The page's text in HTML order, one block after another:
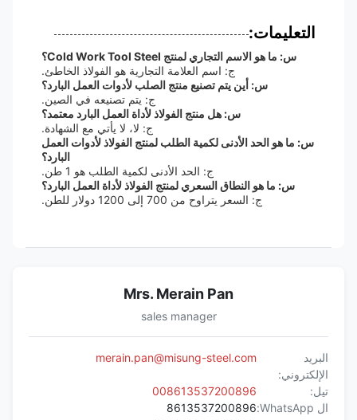
التعليمات:
س: ما هو الاسم التجاري لمنتج Cold Work Tool Steel؟
ج: اسم العلامة التجارية هو الفولاذ الخاطئ.
س: أين يتم تصنيع منتج الصلب لأدوات العمل البارد؟
ج: يتم تصنيعه في الصين.
س: هل منتج الفولاذ لأداة العمل البارد معتمد؟
ج: لا، لا يأتي مع الشهادة.
س: ما هو الحد الأدنى لكمية الطلب لمنتج الفولاذ لأدوات العمل
البارد؟
ج: الحد الأدنى لكمية الطلب هو 1 طن.
س: ما هو النطاق السعري لمنتج الفولاذ لأداة العمل البارد؟
ج: السعر يتراوح من 700 إلى 1200 دولار للطن.
Mrs. Merain Pan
sales manager
الإلكتروني:
merain.pan@misung-steel.com
008613537200896
8613537200896